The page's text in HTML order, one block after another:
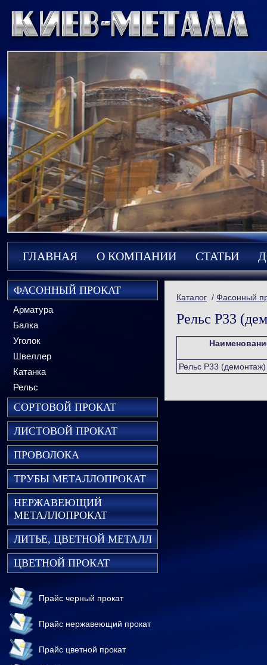
ГЛАВНАЯ О КОМПАНИИ СТАТЬИ
ФАСОННЫЙ ПРОКАТ
Арматура
Балка
Уголок
Швеллер
Катанка
Рельс
СОРТОВОЙ ПРОКАТ
ЛИСТОВОЙ ПРОКАТ
ПРОВОЛОКА
ТРУБЫ МЕТАЛЛОПРОКАТ
НЕРЖАВЕЮЩИЙ
МЕТАЛЛОПРОКАТ
ЛИТЬЕ, ЦВЕТНОЙ МЕТАЛЛ
ЦВЕТНОЙ ПРОКАТ
Прайс черный прокат
Прайс нержавеющий прокат
Прайс цветной прокат
Каталог / Фасонный
Рельс Р33
Рельс Р33 (демонтаж)